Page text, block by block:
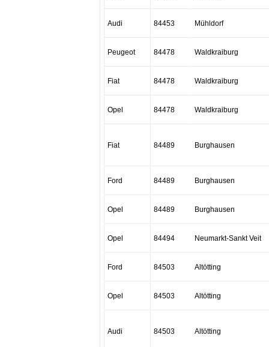
Audi 84453 Mühldorf
Peugeot 84478 Waldkraiburg
Fiat 84478 Waldkraiburg
Opel 84478 Waldkraiburg
Fiat 84489 Burghausen
Ford 84489 Burghausen
Opel 84489 Burghausen
Opel 84494 Neumarkt-Sankt Veit
Ford 84503 Altötting
Opel 84503 Altötting
Audi 84503 Altötting